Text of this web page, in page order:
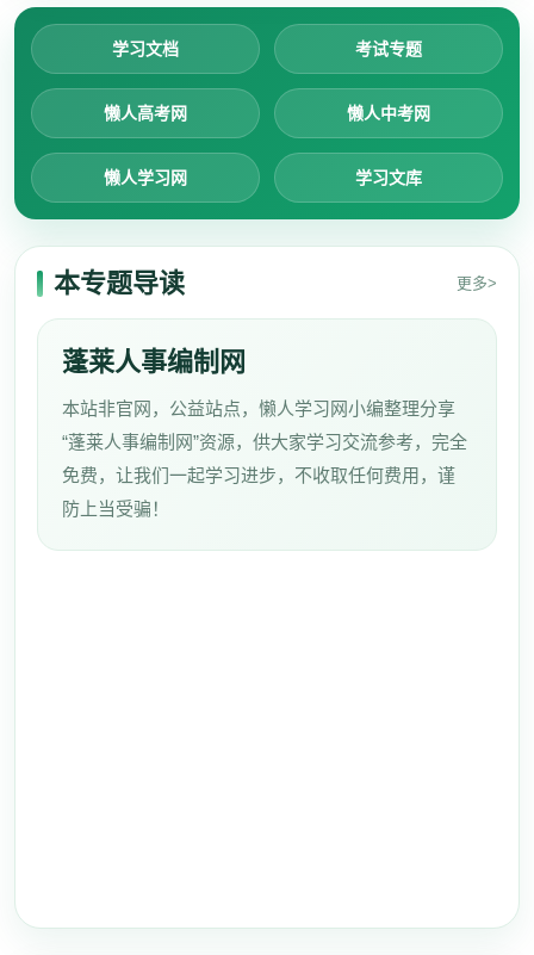
学习文档 考试专题
懒人高考网 懒人中考网
懒人学习网 学习文库
本专题导读 更多>
蓬莱人事编制网
本站非官网，公益站点，懒人学习网小编整理分享
“蓬莱人事编制网”资源，供大家学习交流参考，完全
免费，让我们一起学习进步，不收取任何费用，谨
防上当受骗！